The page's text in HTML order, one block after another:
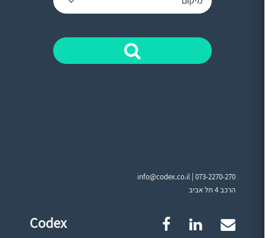
info@codex.co.il |073-2270-270
הרכב 4 תל אביב
Codex